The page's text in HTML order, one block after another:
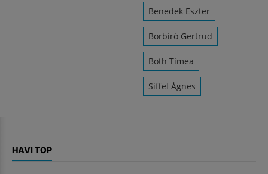
Benedek Eszter
Borbíró Gertrud
Both Tímea
Siffel Ágnes
HAVI TOP